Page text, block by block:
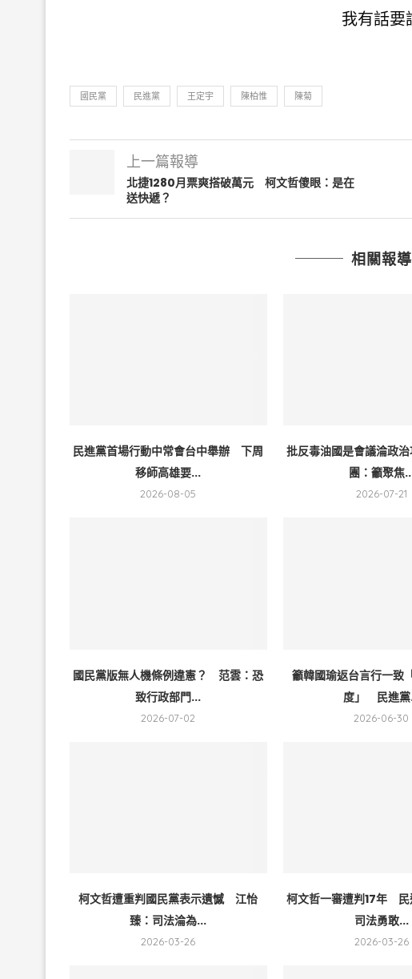
我有話要
國民黨 民進黨 王定宇 陳柏惟 陳菊
上一篇報導
北捷1280月票爽搭破萬元 柯文哲傻眼：是在
送快遞？
相關報導
民進黨首場行動中常會台中舉辦 下周
移師高雄要...
2026-08-05
批反毒油國是會議淪政
團：籲聚焦
2026-07-21
國民黨版無人機條例違憲？ 范雲：恐
致行政部門...
2026-07-02
籲韓國瑜返台言行一致
度」 民進
2026-06-30
柯文哲遭重判國民黨表示遺憾 江怡
臻：司法淪為...
2026-03-26
柯文哲一審遭判17年 民
司法勇敢...
2026-03-26